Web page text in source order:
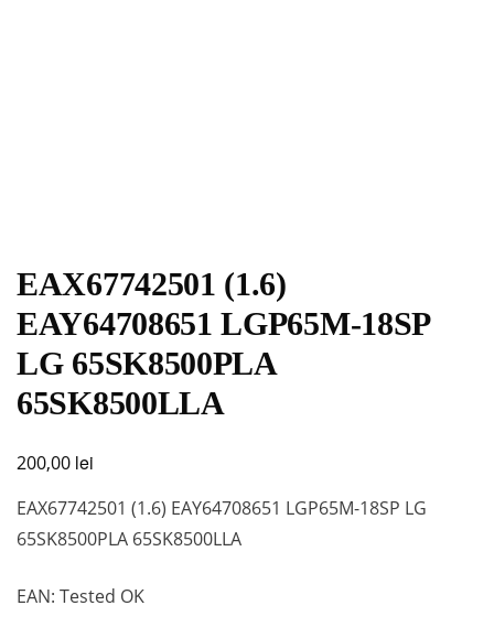
EAX67742501 (1.6)
EAY64708651 LGP65M-18SP
LG 65SK8500PLA
65SK8500LLA
200,00 lei
EAX67742501 (1.6) EAY64708651 LGP65M-18SP LG
65SK8500PLA 65SK8500LLA
EAN: Tested OK